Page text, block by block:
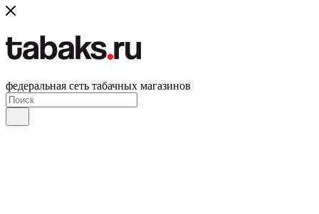
федеральная сеть табачных магазинов